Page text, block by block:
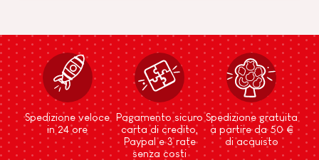
Spedizione veloce
in 24 ore
Pagamento sicuro
carta di credito,
Paypal e 3 rate
senza costi
Spedizione gratuita
a partire da 50 €
di acquisto